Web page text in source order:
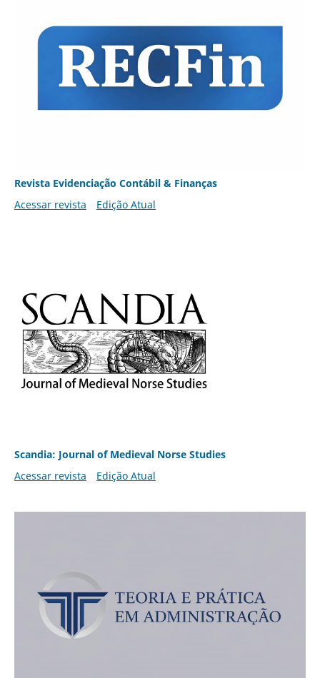
Revista Evidenciação Contábil & Finanças
Acessar revista
Edição Atual
Scandia: Journal of Medieval Norse Studies
Acessar revista
Edição Atual